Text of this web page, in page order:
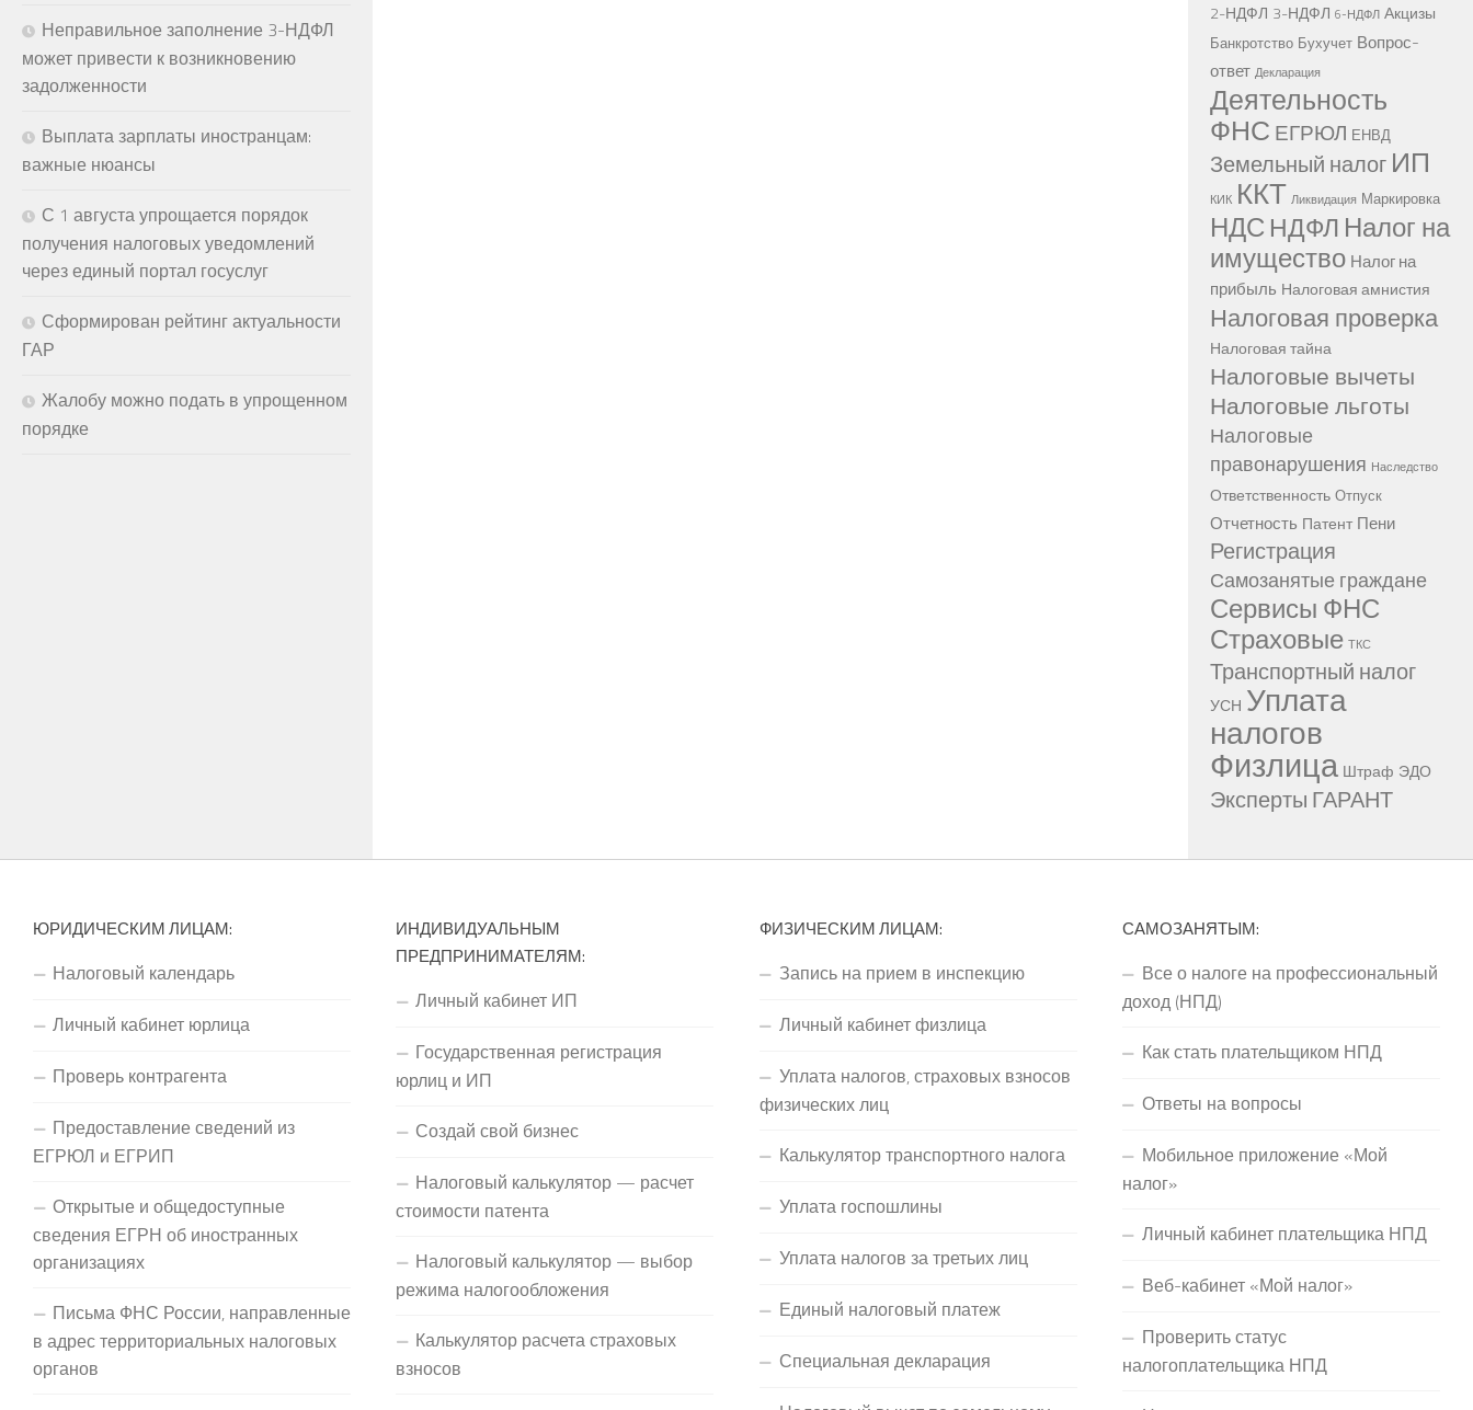
Неправильное заполнение 3-НДФЛ
может привести к возникновению
задолженности
Выплата зарплаты иностранцам:
важные нюансы
С 1 августа упрощается порядок
получения налоговых уведомлений
через единый портал госуслуг
Сформирован рейтинг актуальности
ГАР
Жалобу можно подать в упрощенном
порядке
2-НДФЛ 3-НДФЛ 6-НДФЛ Акцизы
Банкротство Бухучет Вопрос-
ответ Декларация
Деятельность
ФНС ЕГРЮЛ ЕНВД
Земельный налог ИП
КИК ККТ Ликвидация Маркировка
НДС НДФЛ Налог на
имущество Налог на
прибыль Налоговая амнистия
Налоговая проверка
Налоговая тайна
Налоговые вычеты
Налоговые льготы
Налоговые
правонарушения Наследство
Ответственность Отпуск
Отчетность Патент Пени
Регистрация
Самозанятые граждане
Сервисы ФНС
Страховые ТКС
Транспортный налог
УСН Уплата
налогов
Физлица Штраф ЭДО
Эксперты ГАРАНТ
ЮРИДИЧЕСКИМ ЛИЦАМ:
Налоговый календарь
Личный кабинет юрлица
Проверь контрагента
Предоставление сведений из
ЕГРЮЛ и ЕГРИП
Открытые и общедоступные
сведения ЕГРН об иностранных
организациях
Письма ФНС России, направленные
в адрес территориальных налоговых
органов
ИНДИВИДУАЛЬНЫМ
ПРЕДПРИНИМАТЕЛЯМ:
Личный кабинет ИП
Государственная регистрация
юрлиц и ИП
Создай свой бизнес
Налоговый калькулятор — расчет
стоимости патента
Налоговый калькулятор — выбор
режима налогообложения
Калькулятор расчета страховых
взносов
ФИЗИЧЕСКИМ ЛИЦАМ:
Запись на прием в инспекцию
Личный кабинет физлица
Уплата налогов, страховых взносов
физических лиц
Калькулятор транспортного налога
Уплата госпошлины
Уплата налогов за третьих лиц
Единый налоговый платеж
Специальная декларация
САМОЗАНЯТЫМ:
Все о налоге на профессиональный
доход (НПД)
Как стать плательщиком НПД
Ответы на вопросы
Мобильное приложение «Мой
налог»
Личный кабинет плательщика НПД
Веб-кабинет «Мой налог»
Проверить статус
налогоплательщика НПД